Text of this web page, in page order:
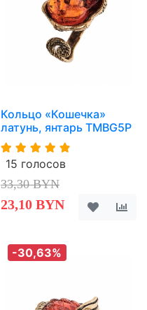
Кольцо «Кошечка»
латунь, янтарь TMBG5P
15 голосов
33,30 BYN
23,10 BYN
-30,63%